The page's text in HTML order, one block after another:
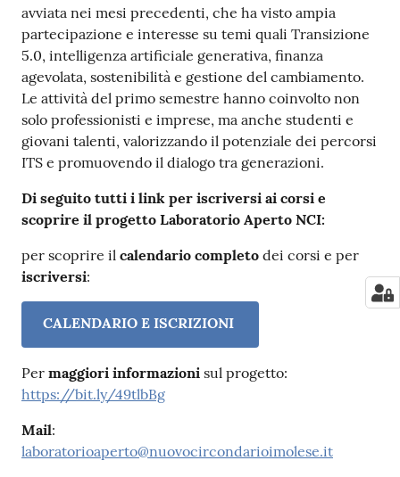
avviata nei mesi precedenti, che ha visto ampia
partecipazione e interesse su temi quali Transizione
5.0, intelligenza artificiale generativa, finanza
agevolata, sostenibilità e gestione del cambiamento.
Le attività del primo semestre hanno coinvolto non
solo professionisti e imprese, ma anche studenti e
giovani talenti, valorizzando il potenziale dei percorsi
ITS e promuovendo il dialogo tra generazioni.
Di seguito tutti i link per iscriversi ai corsi e
scoprire il progetto Laboratorio Aperto NCI:
per scoprire il calendario completo dei corsi e per
iscriversi:
CALENDARIO E ISCRIZIONI
Per maggiori informazioni sul progetto:
https://bit.ly/49tlbBg
Mail:
laboratorioaperto@nuovocircondarioimolese.it